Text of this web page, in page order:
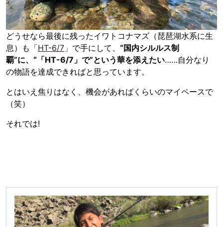
どうせなら最後に残ったイワトコナマズ（琵琶湖水系に生
息）も「HT-6/7 」で手にして、 “国内シルルス制
覇”に、“「HT-6/7」で”という華を添えたい……自分なり
の物語を達成できればと思っています。
とはいえ焦りはなく、機会があればくらいのマイペースで
（笑）
それでは!